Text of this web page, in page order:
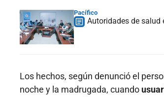
Pacífico
Autoridades de salud
Los hechos, según denunció el
noche y la madrugada, cuando